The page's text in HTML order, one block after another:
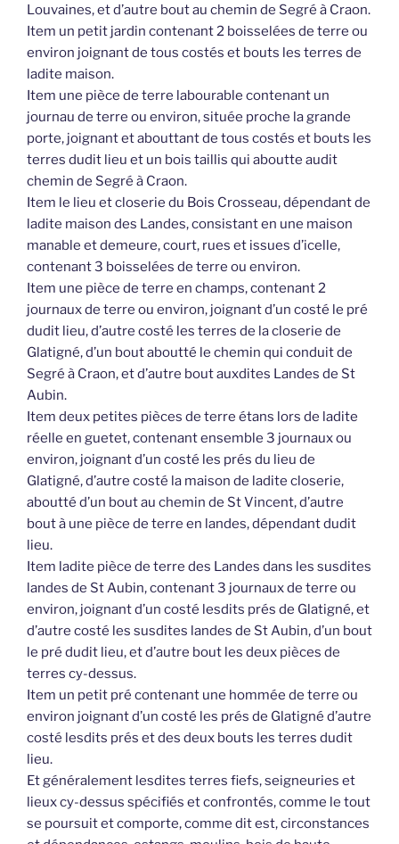
Louvaines, et d’autre bout au chemin de Segré à Craon.
Item un petit jardin contenant 2 boisselées de terre ou
environ joignant de tous costés et bouts les terres de
ladite maison.
Item une pièce de terre labourable contenant un
journau de terre ou environ, située proche la grande
porte, joignant et abouttant de tous costés et bouts les
terres dudit lieu et un bois taillis qui aboutte audit
chemin de Segré à Craon.
Item le lieu et closerie du Bois Crosseau, dépendant de
ladite maison des Landes, consistant en une maison
manable et demeure, court, rues et issues d’icelle,
contenant 3 boisselées de terre ou environ.
Item une pièce de terre en champs, contenant 2
journaux de terre ou environ, joignant d’un costé le pré
dudit lieu, d’autre costé les terres de la closerie de
Glatigné, d’un bout aboutté le chemin qui conduit de
Segré à Craon, et d’autre bout auxdites Landes de St
Aubin.
Item deux petites pièces de terre étans lors de ladite
réelle en guetet, contenant ensemble 3 journaux ou
environ, joignant d’un costé les prés du lieu de
Glatigné, d’autre costé la maison de ladite closerie,
aboutté d’un bout au chemin de St Vincent, d’autre
bout à une pièce de terre en landes, dépendant dudit
lieu.
Item ladite pièce de terre des Landes dans les susdites
landes de St Aubin, contenant 3 journaux de terre ou
environ, joignant d’un costé lesdits prés de Glatigné, et
d’autre costé les susdites landes de St Aubin, d’un bout
le pré dudit lieu, et d’autre bout les deux pièces de
terres cy-dessus.
Item un petit pré contenant une hommée de terre ou
environ joignant d’un costé les prés de Glatigné d’autre
costé lesdits prés et des deux bouts les terres dudit
lieu.
Et généralement lesdites terres fiefs, seigneuries et
lieux cy-dessus spécifiés et confrontés, comme le tout
se poursuit et comporte, comme dit est, circonstances